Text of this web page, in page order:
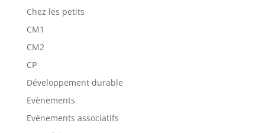
Chez les petits
CM1
CM2
CP
Développement durable
Evènements
Evènements associatifs